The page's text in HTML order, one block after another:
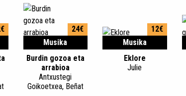
Musika
24€
Burdin gozoa eta
arrabioa
Antxustegi
Goikoetxea, Beñat
Musika
12€
Eklore
Julie